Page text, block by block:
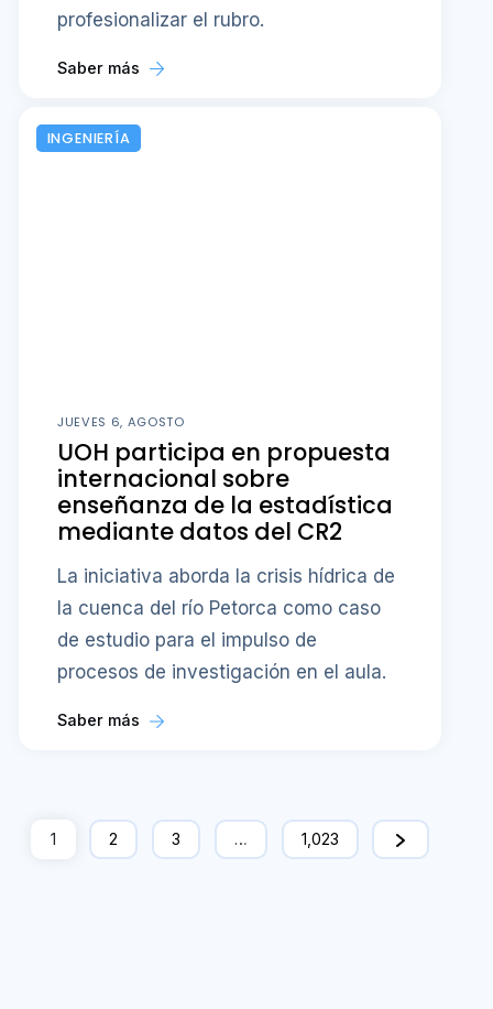
profesionalizar el rubro.
Saber más
INGENIERÍA
JUEVES 6, AGOSTO
UOH participa en propuesta
internacional sobre
enseñanza de la estadística
mediante datos del CR2
La iniciativa aborda la crisis hídrica de
la cuenca del río Petorca como caso
de estudio para el impulso de
procesos de investigación en el aula.
Saber más
1 2 3 … 1,023